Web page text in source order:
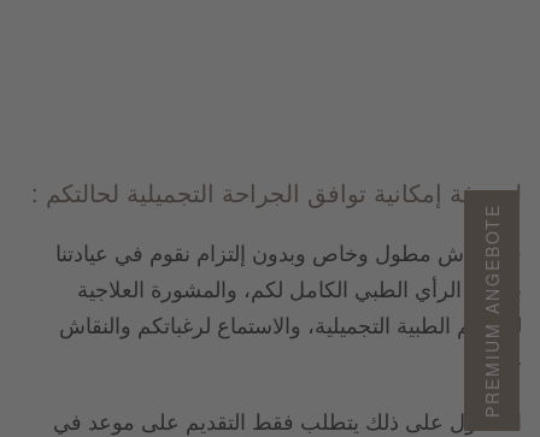
لمعرفة إمكانية توافق الجراحة التجميلية لحالتكم :
في نقاش مطول وخاص وبدون إلتزام نقوم في عيادتنا
بتقديم الرأي الطبي الكامل لكم، والمشورة العلاجية
لحالتكم الطبية التجميلية، والاستماع لرغباتكم والنقاش
حولها .
الحصول على ذلك يتطلب فقط التقديم على موعد في
PREMIUM ANGEBOTE